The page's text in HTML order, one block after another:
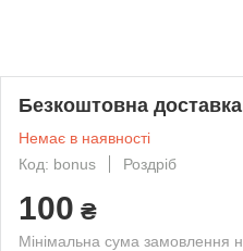
Безкоштовна доставка
Немає в наявності
Код: bonus
Роздріб
100 ₴
Мінімальна сума замовлення